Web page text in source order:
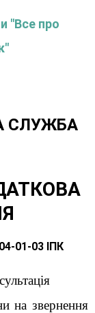
"Все про
СЛУЖБА
01-03 ІПК
на звернення